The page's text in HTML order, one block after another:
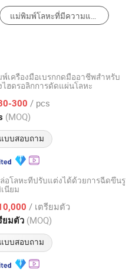
พ์พลาสติก
เครื่องมือเบรกกดมืออาชีพสำหรับ
ไฮดรอลิกการดัดแผ่นโลหะ
300 / pcs
(MOQ)
บบสอบถาม
Co., Ltd.
อัตราจาก 2018
อโลหะที่ปรับแต่งได้ด้วยการฉีดขึ้นรู
นียม
/ เตรียมตัว
ยมตัว (MOQ)
บบสอบถาม
MOULD CO.,LTD
อัตราจาก 2021